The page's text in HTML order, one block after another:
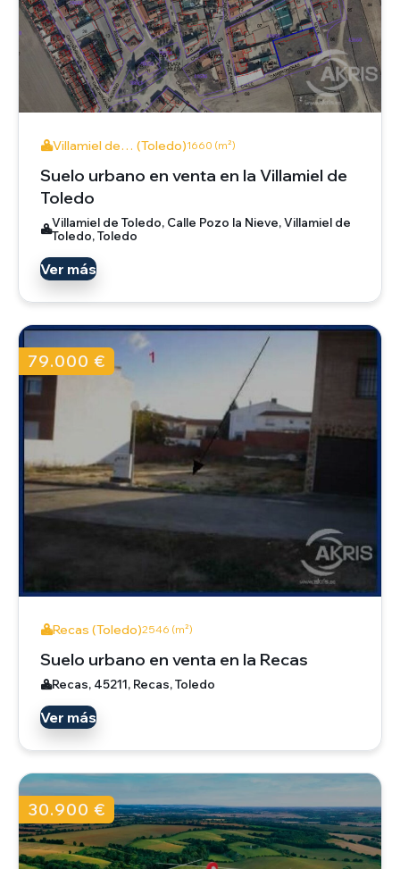
Villamiel de… (Toledo)1660 (m²)
Suelo urbano en venta en la Villamiel de
Toledo
Villamiel de Toledo, Calle Pozo la Nieve, Villamiel de
Toledo, Toledo
Ver más
79.000 €
Recas (Toledo)2546 (m²)
Suelo urbano en venta en la Recas
Recas, 45211, Recas, Toledo
Ver más
30.900 €